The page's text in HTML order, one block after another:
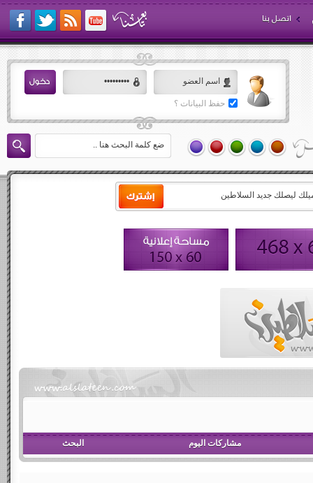
اتصل بنا
حفظ البيانات ؟
مشاركات اليوم البحث